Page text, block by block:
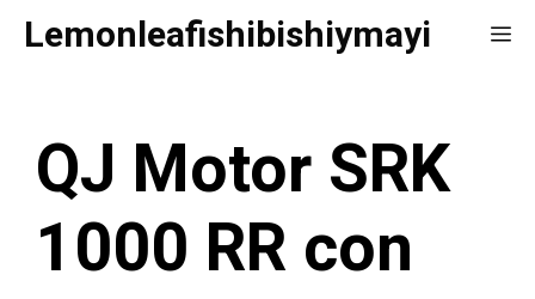
SaltarLemonleafishibishiymayi
QJ Motor SRK
1000 RR con